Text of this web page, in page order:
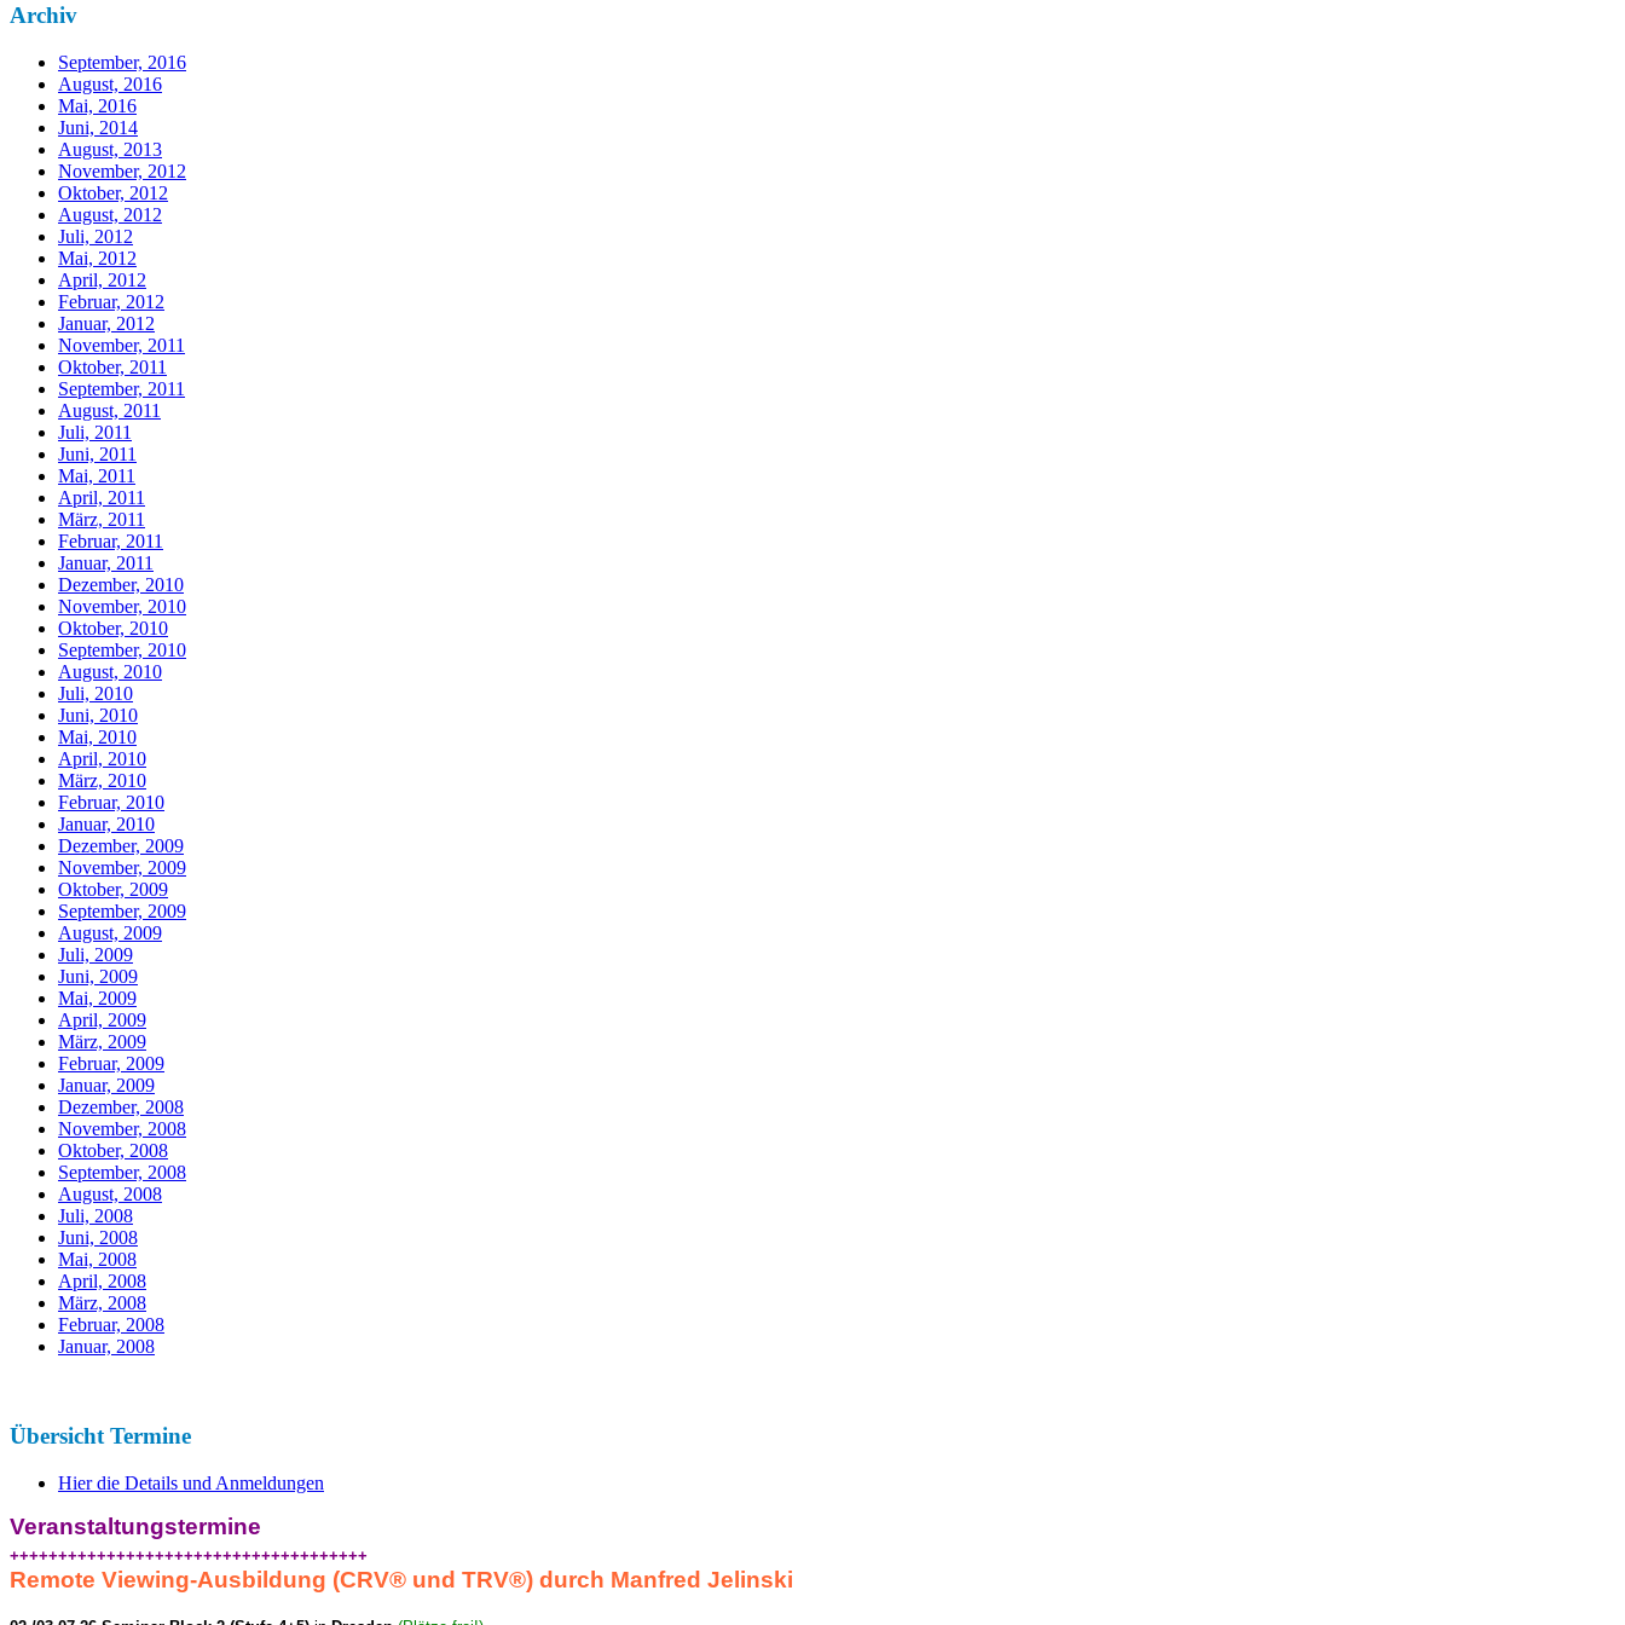
Archiv
September, 2016
August, 2016
Mai, 2016
Juni, 2014
August, 2013
November, 2012
Oktober, 2012
August, 2012
Juli, 2012
Mai, 2012
April, 2012
Februar, 2012
Januar, 2012
November, 2011
Oktober, 2011
September, 2011
August, 2011
Juli, 2011
Juni, 2011
Mai, 2011
April, 2011
März, 2011
Februar, 2011
Januar, 2011
Dezember, 2010
November, 2010
Oktober, 2010
September, 2010
August, 2010
Juli, 2010
Juni, 2010
Mai, 2010
April, 2010
März, 2010
Februar, 2010
Januar, 2010
Dezember, 2009
November, 2009
Oktober, 2009
September, 2009
August, 2009
Juli, 2009
Juni, 2009
Mai, 2009
April, 2009
März, 2009
Februar, 2009
Januar, 2009
Dezember, 2008
November, 2008
Oktober, 2008
September, 2008
August, 2008
Juli, 2008
Juni, 2008
Mai, 2008
April, 2008
März, 2008
Februar, 2008
Januar, 2008
Übersicht Termine
Hier die Details und Anmeldungen
Veranstaltungstermine
+++++++++++++++++++++++++++++++++++++
Remote Viewing-Ausbildung (CRV® und TRV®) durch Manfred Jelinski